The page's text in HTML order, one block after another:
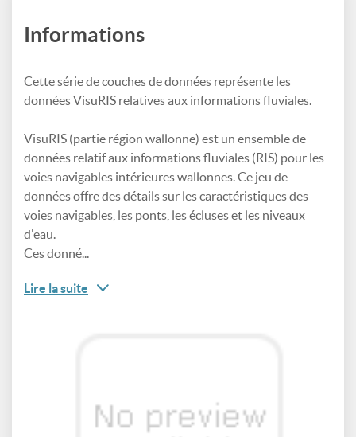
Informations
Cette série de couches de données représente les
données VisuRIS relatives aux informations fluviales.
VisuRIS (partie région wallonne) est un ensemble de
données relatif aux informations fluviales (RIS) pour les
voies navigables intérieures wallonnes. Ce jeu de
données offre des détails sur les caractéristiques des
voies navigables, les ponts, les écluses et les niveaux
d'eau.
Ces donné...
Lire la suite